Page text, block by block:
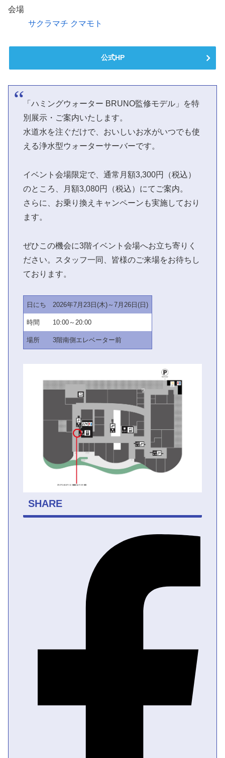
会場
サクラマチ クマモト
公式HP
「ハミングウォーター BRUNO監修モデル」を特
別展示・ご案内いたします。
水道水を注ぐだけで、おいしいお水がいつでも使
える浄水型ウォーターサーバーです。
イベント会場限定で、通常月額3,300円（税込）
のところ、月額3,080円（税込）にてご案内。
さらに、お乗り換えキャンペーンも実施しており
ます。
ぜひこの機会に3階イベント会場へお立ち寄りく
ださい。スタッフ一同、皆様のご来場をお待ちし
ております。
日にち 2026年7月23日(木)～7月26日(日)
時間 10:00～20:00
場所 3階南側エレベーター前
SHARE